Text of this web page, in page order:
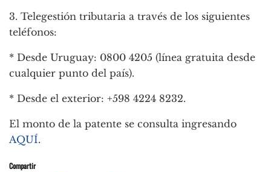
3. Telegestión tributaria a través de los siguientes
teléfonos:
* Desde Uruguay: 0800 4205 (línea gratuita desde
cualquier punto del país).
* Desde el exterior: +598 4224 8232.
El monto de la patente se consulta ingresando
AQUÍ.
Compartir